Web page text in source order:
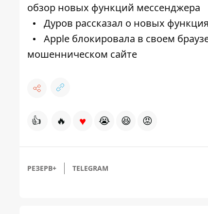
обзор новых функций мессенджера
Дуров рассказал о новых
Apple блокировала в своем
мошенническом сайте
👍 🔥 ♥ 😭 😆 😡
РЕЗЕРВ+ TELEGRAM